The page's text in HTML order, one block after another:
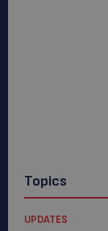
Topics
UPDATES